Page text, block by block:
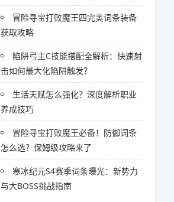
冒险寻宝打败魔王四完美词条装备
获取攻略
陷阱弓主C技能搭配全解析：快速射
击如何最大化陷阱触发？
生活天赋怎么强化？深度解析职业
养成技巧
冒险寻宝打败魔王必备！防御词条
怎么选？保姆级攻略来了
寒冰纪元S4赛季词条曝光：新势力
与大BOSS挑战指南